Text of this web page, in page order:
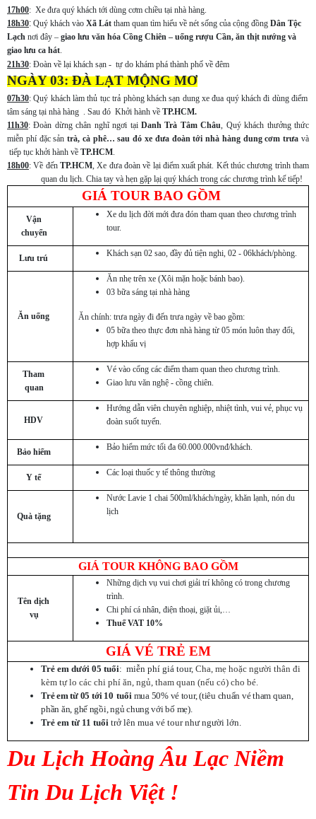
17h00: Xe đưa quý khách tới dùng cơm chiều tại nhà hàng.
18h30: Quý khách vào Xã Lát tham quan tìm hiểu về nét sống của cộng đồng Dân Tộc
Lạch nơi đây – giao lưu văn hóa Cồng Chiên – uống rượu Cần, ăn thịt nướng và
giao lưu ca hát.
21h30: Đoàn về lại khách sạn - tự do khám phá thành phố về đêm
NGÀY 03: ĐÀ LẠT MỘNG MƠ
07h30: Quý khách làm thủ tục trả phòng khách sạn dung xe đua quý khách đi dùng điểm
tâm sáng tại nhà hàng .
Sau đó Khởi hành về TP.HCM.
11h30: Đoàn dừng chân nghĩ ngơi tại Danh Trà Tâm Châu, Quý khách thưởng thức
miễn phí đặc sảntrà, cà phê… sau đó xe đưa đoàn tới nhà hàng dung cơm trưa và
tiếp tục khởi hành về TP.HCM.
18h00: Về đến TP.HCM, Xe đưa đoàn về lại điểm xuất phát. Kết thúc chương trình tham
quan du lịch. Chia tay và hẹn gặp lạị quý khách trong các chương trình kế tiếp!
GIÁ TOUR BAO GỒM
Vận
chuyển
Xe du lịch đời mới đưa đón tham quan theo chương trình
tour.
Lưu trú Khách sạn 02 sao, đầy đủ tiện nghi, 02 - 06khách/phòng.
Ăn uống
Ăn nhẹ trên xe (Xôi mặn hoặc bánh bao).
03 bữa sáng tại nhà hàng
Ăn chính: trưa ngày đi đến trưa ngày về bao gồm:
05 bữa theo thực đơn nhà hàng từ 05 món luôn thay đổi,
hợp khẩu vị
Tham
quan
Vé vào cổng các điểm tham quan theo chương trình.
Giao lưu văn nghệ - cồng chiên.
HDV
Hướng dẫn viên chuyên nghiệp, nhiệt tình, vui vẻ, phục vụ
đoàn suốt tuyến.
Bảo hiểm
Bảo hiểm mức tối đa 60.000.000vnđ/khách.
Y tế
Các loại thuốc y tế thông thường
Quà tặng
Nước Lavie 1 chai 500ml/khách/ngày, khăn lạnh, nón du
lịch
GIÁ TOUR KHÔNG BAO GỒM
Tên dịch
vụ
Những dịch vụ vui chơi giải trí không có trong chương
trình.
Chi phí cá nhân, điện thoại, giặt ủi,…
Thuế VAT 10%
GIÁ VÉ TRẺ EM
Trẻ em dưới 05 tuổi: miễn phí giá tour,Cha, mẹ hoặc người thân đi
kèm tự lo các chi phí ăn, ngủ, tham quan (nếu có) cho bé.
Trẻ em từ 05 tới 10 tuổi mua 50% vé tour, (tiêu chuẩn vé tham quan,
phần ăn, ghế ngồi, ngủ chung với bố mẹ).
Trẻ em từ 11 tuổi trở lên mua vé tour như người lớn.
Du Lịch Hoàng Âu Lạc Niềm
Tin Du Lịch Việt !